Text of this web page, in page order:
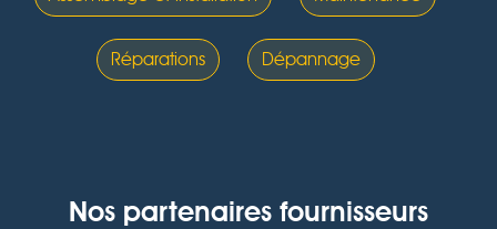
Réparations Dépannage
Nos partenaires fournisseurs